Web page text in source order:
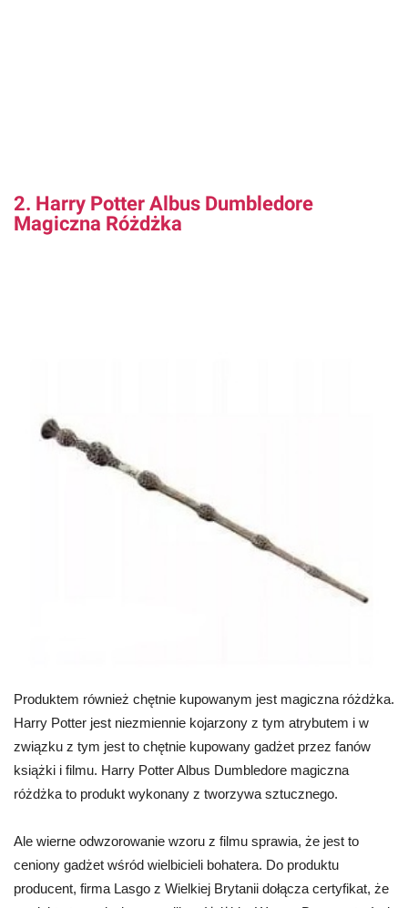
2. Harry Potter Albus Dumbledore
Magiczna Różdżka
Produktem również chętnie kupowanym jest magiczna różdżka.
Harry Potter jest niezmiennie kojarzony z tym atrybutem i w
związku z tym jest to chętnie kupowany gadżet przez fanów
książki i filmu. Harry Potter Albus Dumbledore magiczna
różdżka to produkt wykonany z tworzywa sztucznego.
Ale wierne odwzorowanie wzoru z filmu sprawia, że jest to
ceniony gadżet wśród wielbicieli bohatera. Do produktu
producent, firma Lasgo z Wielkiej Brytanii dołącza certyfikat, że